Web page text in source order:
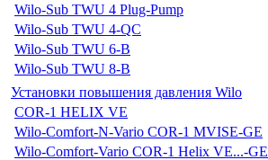
Wilo-Sub TWU 4 Plug-Pump
Wilo-Sub TWU 4-QC
Wilo-Sub TWU 6-B
Wilo-Sub TWU 8-B
Установки повышения давления Wilo
COR-1 HELIX VE
Wilo-Comfort-N-Vario COR-1 MVISE-GE
Wilo-Comfort-Vario COR-1 Helix VE...-GE